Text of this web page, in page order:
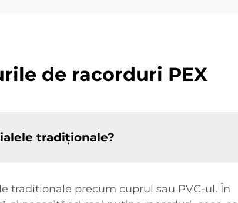
de racorduri PEX
tradiționale?
tradiționale precum cuprul sau PVC-ul. În